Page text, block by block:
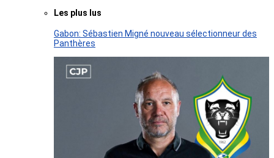
Les plus lus
Gabon: Sébastien Migné nouveau sélectionneur des
Panthères